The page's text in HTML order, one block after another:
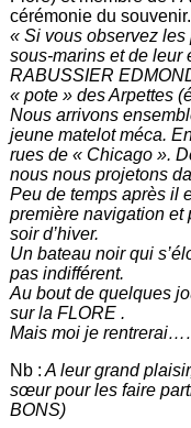
cérémonie du
« Si vous observez
sous-marins et de leur
RABUSSIER
« pote » des Arpettes
Nous arrivons
jeune matelot méca.
rues de « Chicago ».
nous nous projetons
Peu de temps après il
première navigation et
soir d’hiver.
Un bateau noir qui
pas indifférent.
Au bout de quelques
sur la FLORE .
Mais moi je
Nb : A leur grand
sœur pour les faire
BONS)